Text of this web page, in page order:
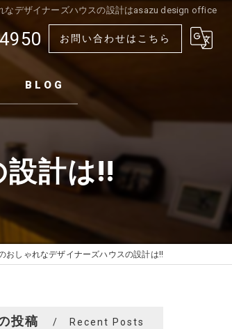
なデザイナーズハウスの設計はasazu design office
お問い合わせはこちら
BLOG
設計は!!
おしゃれなデザイナーズハウスの設計は!!
投稿 Recent Posts